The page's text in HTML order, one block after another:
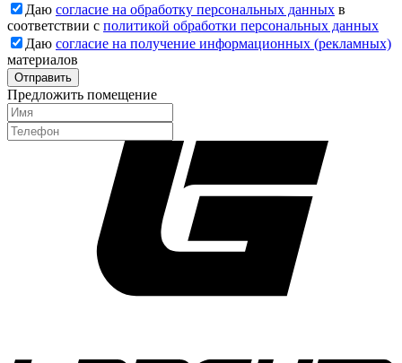
Даю согласие на обработку персональных данных в
соответствии с политикой обработки персональных данных
Даю согласие на получение информационных (рекламных)
материалов
Отправить
Предложить помещение